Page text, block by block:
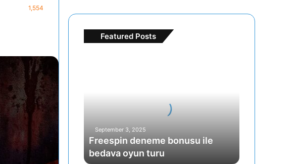
1,554
Featured Posts
September 3, 2025
Freespin deneme bonusu ile
bedava oyun turu